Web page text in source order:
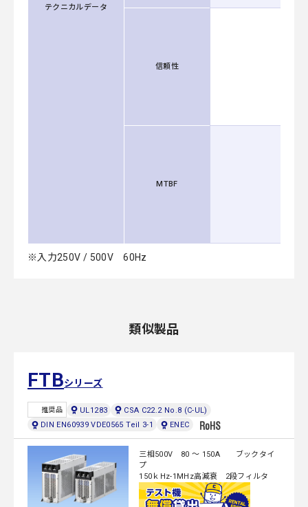
テクニカルデータ
信頼性
MTBF
※入力250V / 500V 60Hz
類似製品
FTBシリーズ
推奨品 UL1283
CSA C22.2 No.8 (C-UL)
DIN EN60939 VDE0565 Teil 3-1
ENEC
三相500V 80 ～ 150A ブックタイ
プ
150ｋHz-1MHz高減衰 2段フィルタ